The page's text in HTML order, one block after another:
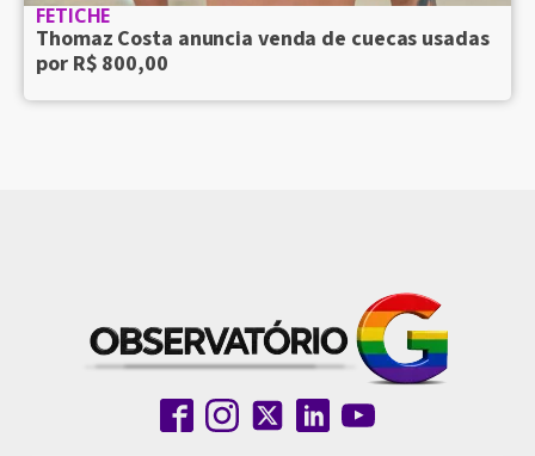
FETICHE
Thomaz Costa anuncia venda de cuecas usadas
por R$ 800,00